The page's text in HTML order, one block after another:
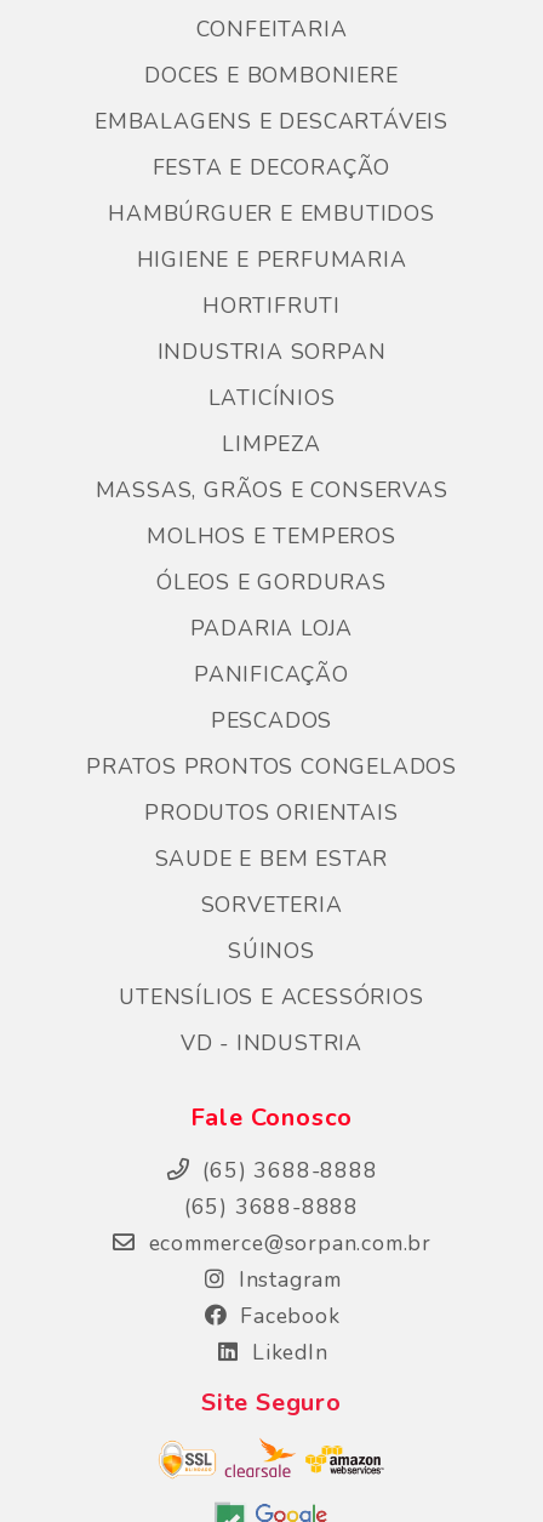
CONFEITARIA
DOCES E BOMBONIERE
EMBALAGENS E DESCARTÁVEIS
FESTA E DECORAÇÃO
HAMBÚRGUER E EMBUTIDOS
HIGIENE E PERFUMARIA
HORTIFRUTI
INDUSTRIA SORPAN
LATICÍNIOS
LIMPEZA
MASSAS, GRÃOS E CONSERVAS
MOLHOS E TEMPEROS
ÓLEOS E GORDURAS
PADARIA LOJA
PANIFICAÇÃO
PESCADOS
PRATOS PRONTOS CONGELADOS
PRODUTOS ORIENTAIS
SAUDE E BEM ESTAR
SORVETERIA
SÚINOS
UTENSÍLIOS E ACESSÓRIOS
VD - INDUSTRIA
Fale Conosco
(65) 3688-8888
(65) 3688-8888
ecommerce@sorpan.com.br
Instagram
Facebook
LikedIn
Site Seguro